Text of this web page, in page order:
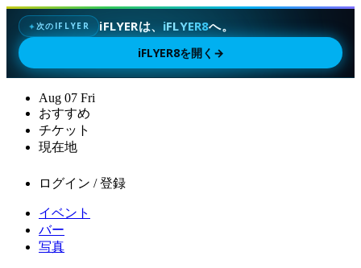
✦次のIFLYER iFLYERは、 iFLYER8へ。
iFLYER8を開く →
Aug 07 Fri
おすすめ
チケット
現在地
ログイン / 登録
イベント
バー
写真